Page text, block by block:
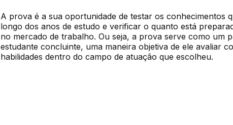
A prova é a sua oportunidade de testar os conhecimentos
longo dos anos de estudo e verificar o quanto está
no mercado de trabalho. Ou seja, a prova serve como um
estudante concluinte, uma maneira objetiva de ele avaliar
habilidades dentro do campo de atuação que escolheu.